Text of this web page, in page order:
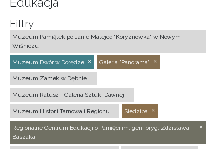
Filtry
Muzeum Pamiątek po Janie Matejce "Koryznówka" w Nowym
Wiśniczu
Muzeum Dwór w Dołędze Galeria "Panorama"
Muzeum Zamek w Dębnie
Muzeum Ratusz - Galeria Sztuki Dawnej
Muzeum Historii Tarnowa i Regionu Siedziba
Regionalne Centrum Edukacji o Pamięci im. gen. bryg. Zdzisława
Baszaka